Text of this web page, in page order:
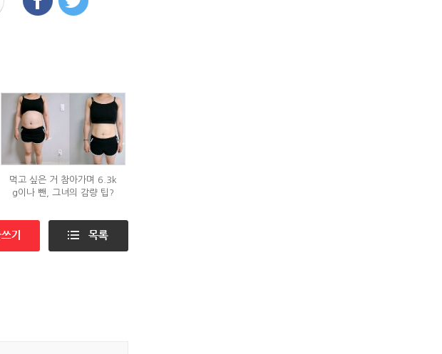
먹고 싶은 거 참아가며 6.3k
g이나 뺀, 그녀의 감량 팁?